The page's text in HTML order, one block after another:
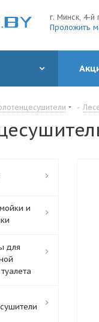
г. Минск, 4-й
Проложить
-
и
для